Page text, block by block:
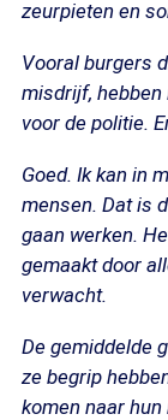
zeurpieten en
Vooral burgers
misdrijf, hebben
voor de politie.
Goed. Ik kan in
mensen. Dat is
gaan werken.
gemaakt door
verwacht.
De gemiddelde
ze begrip
komen naar